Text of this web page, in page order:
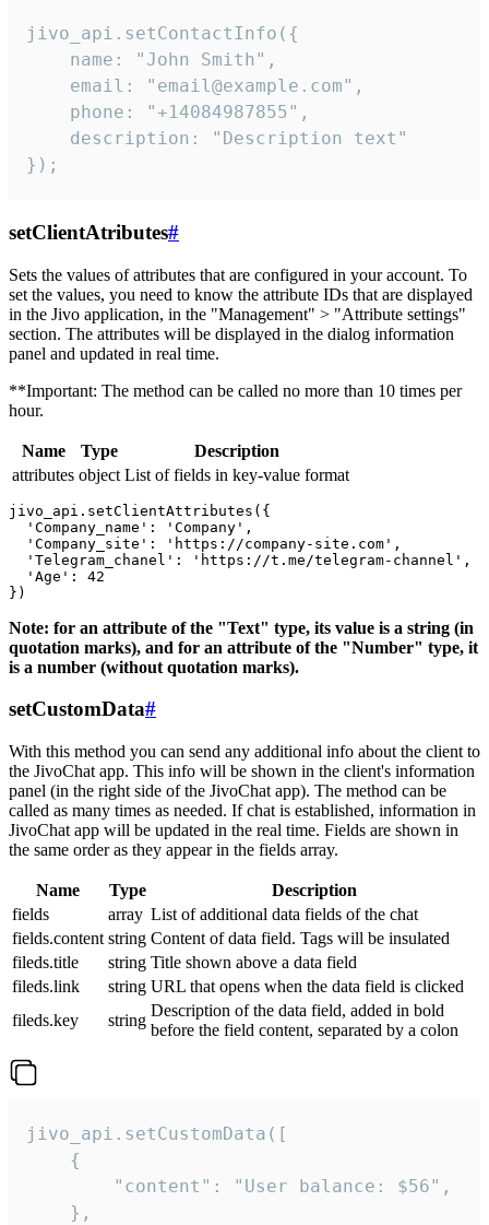
jivo_api.setContactInfo({
    name: "John Smith",
    email: "email@example.com",
    phone: "+14084987855",
    description: "Description text"
});
setClientAtributes#
Sets the values ​​of attributes that are configured in your account. To
set the values, you need to know the attribute IDs that are displayed
in the Jivo application, in the "Management" > "Attribute settings"
section. The attributes will be displayed in the dialog information
panel and updated in real time.
**Important: The method can be called no more than 10 times per
hour.
Name Type
Description
attributes object List of fields in key-value format
jivo_api.setClientAttributes({
  'Company_name': 'Company',
  'Company_site': 'https://company-site.com',
  'Telegram_chanel': 'https://t.me/telegram-channel',
  'Age': 42
Note: for an attribute of the "Text" type, its value is a string (in
quotation marks), and for an attribute of the "Number" type, it
is a number (without quotation marks).
setCustomData#
With this method you can send any additional info about the client to
the JivoChat app. This info will be shown in the client's information
panel (in the right side of the JivoChat app). The method can be
called as many times as needed. If chat is established, information in
JivoChat app will be updated in the real time. Fields are shown in
the same order as they appear in the fields array.
Name Type
Description
fields
array List of additional data fields of the chat
fields.content string Content of data field. Tags will be insulated
fileds.title
string Title shown above a data field
fileds.link
string URL that opens when the data field is clicked
fileds.key
string
Description of the data field, added in bold
before the field content, separated by a colon
jivo_api.setCustomData([
    {
        "content": "User balance: $56",
    },